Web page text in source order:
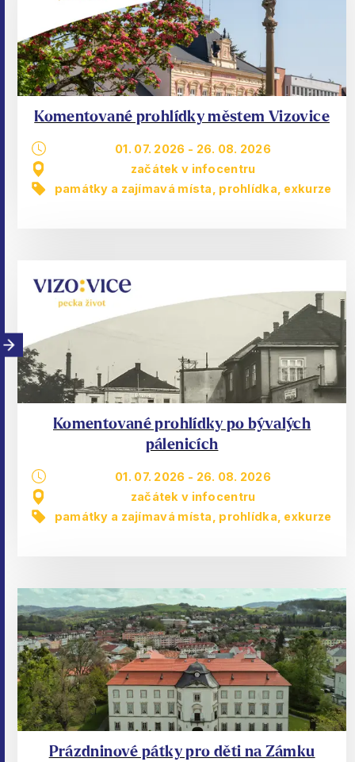
Komentované prohlídky městem Vizovice
01. 07. 2026 - 26. 08. 2026
začátek v infocentru
památky a zajímavá místa
prohlídka, exkurze
Komentované prohlídky po bývalých
pálenicích
01. 07. 2026 - 26. 08. 2026
začátek v infocentru
památky a zajímavá místa
prohlídka, exkurze
Prázdninové pátky pro děti na Zámku